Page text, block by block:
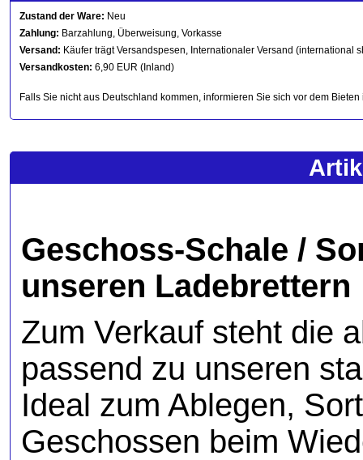
Zustand der Ware: Neu
Zahlung: Barzahlung, Überweisung, Vorkasse
Versand: Käufer trägt Versandspesen, Internationaler Versand (international
Versandkosten: 6,90 EUR (Inland)
Falls Sie nicht aus Deutschland kommen, informieren Sie sich vor dem
Geschoss-Schale /
unseren Ladebrettern
Zum Verkauf steht die
passend zu unseren
Ideal zum Ablegen,
Geschossen beim